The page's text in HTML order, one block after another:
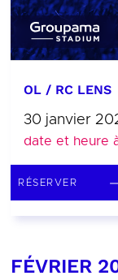
OL / RC LENS
30 janvier
date et heure
RÉSERVER
FÉVRIER